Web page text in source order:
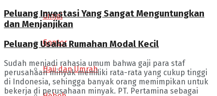
Ginjal
Gontor
Haji dan Umrah
Peluang Investasi Yang Sangat Menguntungkan
dan Menjanjikan
Peluang Usaha Rumahan Modal Kecil
Sudah menjadi rahasia umum bahwa gaji para staf
perusahaan minyak memiliki rata-rata yang cukup tinggi
di Indonesia, sehingga banyak orang memimpikan untuk
bekerja di perusahaan minyak. PT. Pertamina sebagai